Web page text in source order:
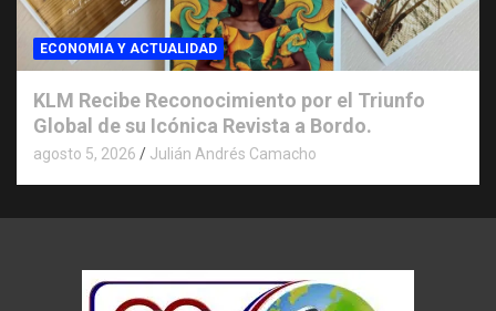
ECONOMIA Y ACTUALIDAD
KLM Recibe Reconocimiento por el Triunfo
Global de su Icónica Revista a Bordo.
agosto 5, 2026 Julián Andrés Camacho